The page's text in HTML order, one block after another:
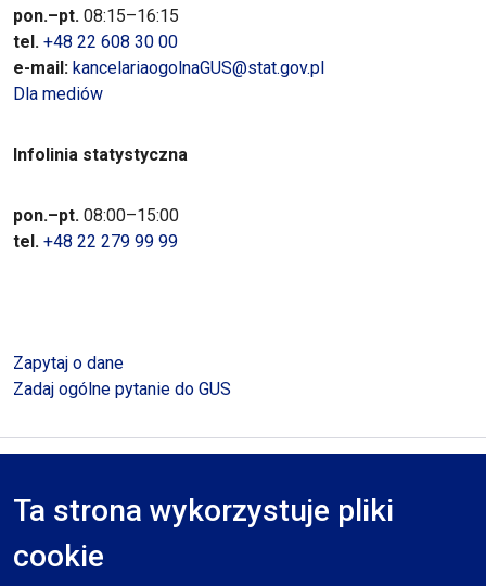
Ta strona wykorzystuje pliki
cookie
pon.–pt. 08:15–16:15
tel. +48 22 608 30 00
e-mail: kancelariaogolnaGUS@stat.gov.pl
Dla mediów
Infolinia statystyczna
pon.–pt. 08:00–15:00
tel. +48 22 279 99 99
Zapytaj o dane
Zadaj ogólne pytanie do GUS
RODO